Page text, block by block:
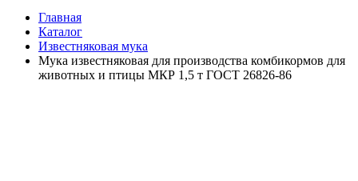
Главная
Каталог
Известняковая мука
Мука известняковая для производства комбикормов для
животных и птицы МКР 1,5 т ГОСТ 26826-86